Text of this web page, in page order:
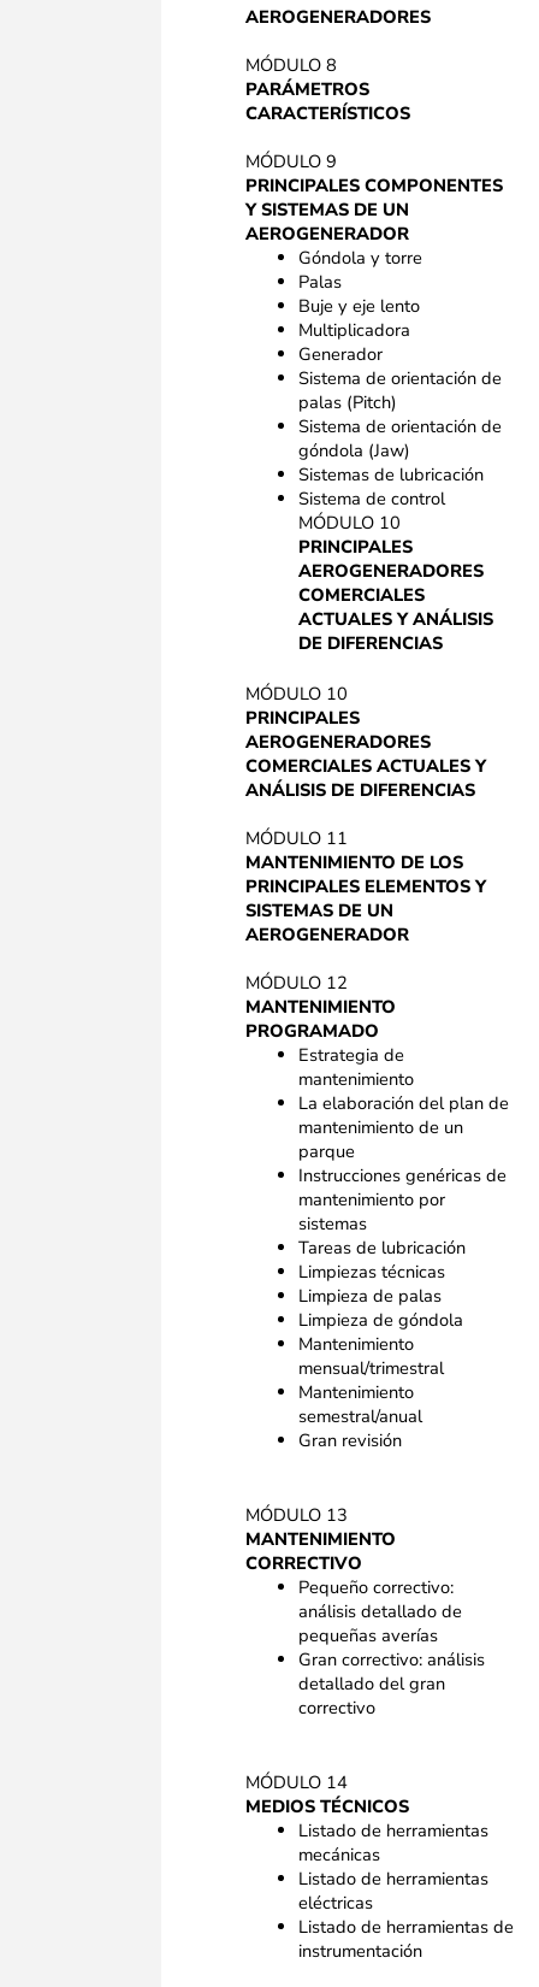
AEROGENERADORES
MÓDULO 8
PARÁMETROS
CARACTERÍSTICOS
MÓDULO 9
PRINCIPALES COMPONENTES
Y SISTEMAS DE UN
AEROGENERADOR
Góndola y torre
Palas
Buje y eje lento
Multiplicadora
Generador
Sistema de orientación de
palas (Pitch)
Sistema de orientación de
góndola (Jaw)
Sistemas de lubricación
Sistema de control
MÓDULO 10
PRINCIPALES
AEROGENERADORES
COMERCIALES
ACTUALES Y ANÁLISIS
DE DIFERENCIAS
MÓDULO 10
PRINCIPALES
AEROGENERADORES
COMERCIALES ACTUALES Y
ANÁLISIS DE DIFERENCIAS
MÓDULO 11
MANTENIMIENTO DE LOS
PRINCIPALES ELEMENTOS Y
SISTEMAS DE UN
AEROGENERADOR
MÓDULO 12
MANTENIMIENTO
PROGRAMADO
Estrategia de
mantenimiento
La elaboración del plan de
mantenimiento de un
parque
Instrucciones genéricas de
mantenimiento por
sistemas
Tareas de lubricación
Limpiezas técnicas
Limpieza de palas
Limpieza de góndola
Mantenimiento
mensual/trimestral
Mantenimiento
semestral/anual
Gran revisión
MÓDULO 13
MANTENIMIENTO
CORRECTIVO
Pequeño correctivo:
análisis detallado de
pequeñas averías
Gran correctivo: análisis
detallado del gran
correctivo
MÓDULO 14
MEDIOS TÉCNICOS
Listado de herramientas
mecánicas
Listado de herramientas
eléctricas
Listado de herramientas de
instrumentación